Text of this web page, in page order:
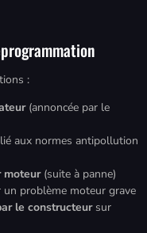
:
(annoncée par le
aux normes antipollution
moteur(suite à panne)
un problème moteur grave
le constructeursur